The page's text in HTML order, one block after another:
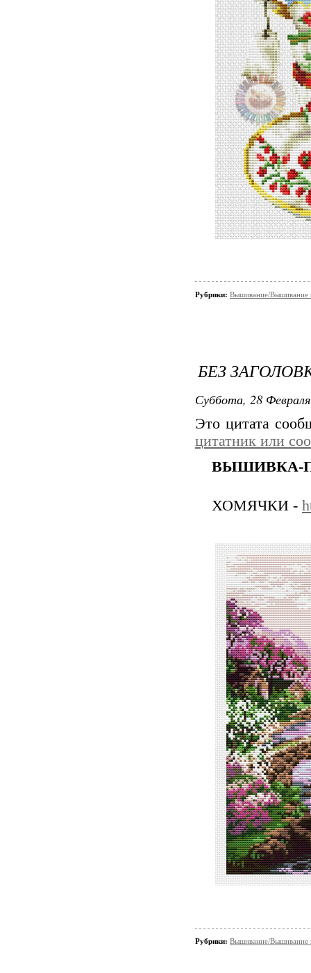
Рубрики: Вышивание/Вышивание
БЕЗ
Суббота, 28
Это цитата
цитатник или
ВЫШИВКА-
ХОМЯЧКИ -
Рубрики: Вышивание/Вышивание